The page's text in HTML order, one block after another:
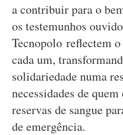
a contribuir para o
os testemunhos
Tecnopolo reflectem
cada um,
solidariedade numa
necessidades de
reservas de sangue
de emergência.